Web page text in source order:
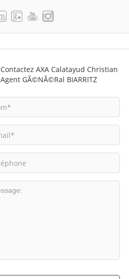
Contactez AXA Calatayud Christian
Agent GÃ©nÃ©ral BIARRITZ